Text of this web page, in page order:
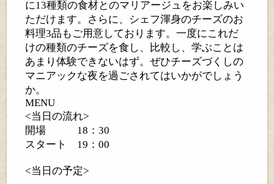
に13種類の食材とのマリアージュをお楽しみい
ただけます。さらに、シェフ渾身のチーズのお
料理3品もご用意しております。一度にこれだ
けの種類のチーズを食し、比較し、学ぶことは
あまり体験できないはず。ぜひチーズづくしの
マニアックな夜を過ごされてはいかがでしょう
か。
MENU
<当日の流れ>
開場 18：30
スタート 19：00
<当日の予定>